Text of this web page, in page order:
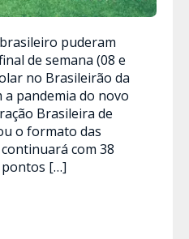
puderam
de semana (08 e
no Brasileirão da
a pandemia do novo
Brasileira de
o formato das
com 38
pontos […]